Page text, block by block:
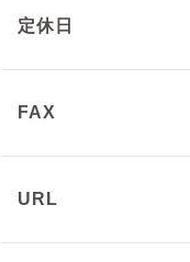
定休日
FAX
URL